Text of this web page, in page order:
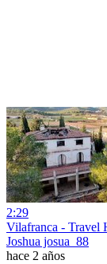
2:29
Vilafranca - Travel
Joshua josua_88
hace 2 años